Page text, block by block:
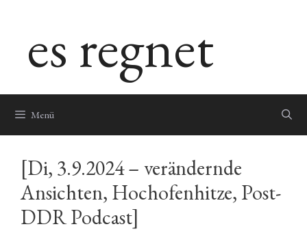
springenes regnet
Menü
[Di, 3.9.2024 – verändernde
Ansichten, Hochofenhitze, Post-
DDR Podcast]